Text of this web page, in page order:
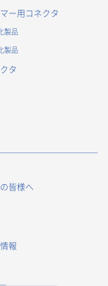
の管理のため
査等への協力依
ため
る当局の法令に
ー用コネクタ
製品
製品
タ
皆様へ
報